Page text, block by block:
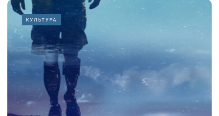
КУЛЬТУРА